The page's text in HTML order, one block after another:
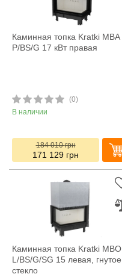
Каминная топка Kratki MBA
P/BS/G 17 кВт правая
(0)
В наличии
184 010грн
171 129 грн
Каминная топка Kratki MBO
L/BS/G/SG 15 левая, гнутое
стекло